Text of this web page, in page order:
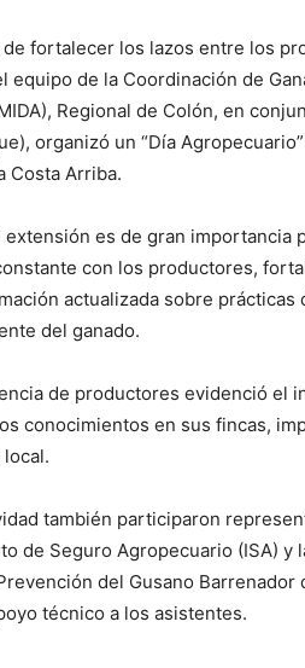
fortalecer los lazos entre los
equipo de la Coordinación de
Regional de Colón, en
organizó un “Día
Costa Arriba.
extensión es de gran importancia
con los productores,
actualizada sobre
del ganado.
de productores evidenció el
conocimientos en sus fincas,
también participaron
de Seguro Agropecuario (ISA) y
del Gusano Barrenador
técnico a los asistentes.